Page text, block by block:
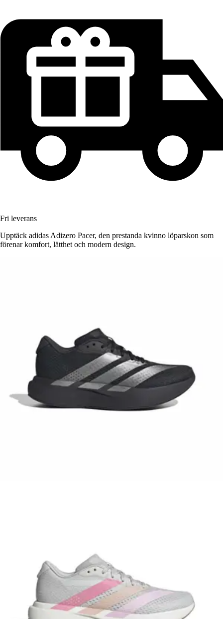
Fri leverans
Upptäck adidas Adizero Pacer, den prestanda kvinno löparskon som
förenar komfort, lätthet och modern design.